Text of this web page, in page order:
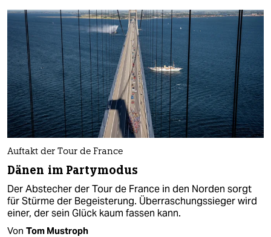
Auftakt der Tour de France
Dänen im Partymodus
Der Abstecher der Tour de France in den Norden sorgt
für Stürme der Begeisterung. Überraschungssieger wird
einer, der sein Glück kaum fassen kann.
Von Tom Mustroph